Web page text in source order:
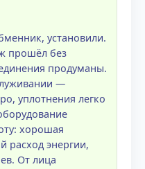
установили.
прошёл без
продуманы.
—
уплотнения легко
хорошая
расход энергии,
От лица